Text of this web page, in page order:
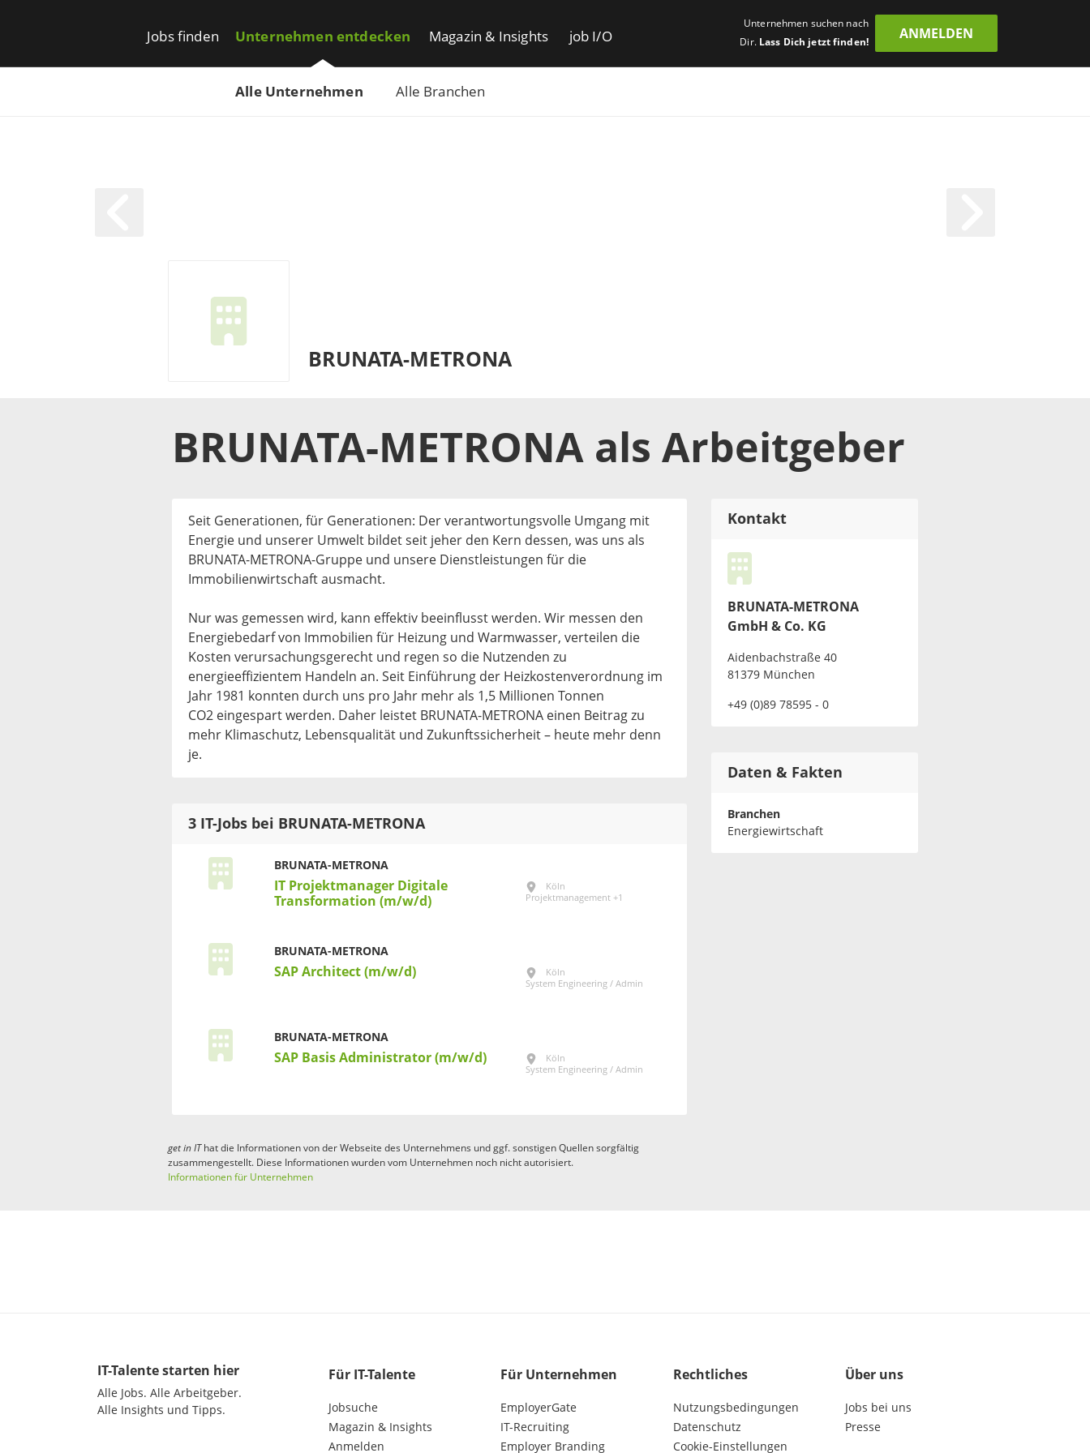
Jobs finden Unternehmen entdecken
Alle Unternehmen Alle Branchen
Magazin & Insights job I/O
Unternehmen suchen nach
Dir. Lass Dich jetzt finden!
ANMELDEN
BRUNATA-METRONA
BRUNATA-METRONA als Arbeitgeber
Seit Generationen, für Generationen: Der verantwortungsvolle Umgang mit
Energie und unserer Umwelt bildet seit jeher den Kern dessen, was uns als
BRUNATA-METRONA-Gruppe und unsere Dienstleistungen für die
Immobilienwirtschaft ausmacht.
Nur was gemessen wird, kann effektiv beeinflusst werden. Wir messen den
Energiebedarf von Immobilien für Heizung und Warmwasser, verteilen die
Kosten verursachungsgerecht und regen so die Nutzenden zu
energieeffizientem Handeln an. Seit Einführung der Heizkostenverordnung im
Jahr 1981 konnten durch uns pro Jahr mehr als 1,5 Millionen Tonnen
CO2 eingespart werden. Daher leistet BRUNATA-METRONA einen Beitrag zu
mehr Klimaschutz, Lebensqualität und Zukunftssicherheit – heute mehr denn
je.
3 IT-Jobs bei BRUNATA-METRONA
BRUNATA-METRONA
IT Projektmanager Digitale
Transformation (m/w/d)
Köln
Projektmanagement +1
BRUNATA-METRONA
SAP Architect (m/w/d)
Köln
System Engineering / Admin
BRUNATA-METRONA
SAP Basis Administrator (m/w/d)
Köln
System Engineering / Admin
Kontakt
BRUNATA-METRONA
GmbH & Co. KG
Aidenbachstraße 40
81379 München
+49 (0)89 78595 - 0
Daten & Fakten
Branchen
Energiewirtschaft
get in IThat die Informationen von der Webseite des Unternehmens und ggf. sonstigen Quellen sorgfältig
zusammengestellt. Diese Informationen wurden vom Unternehmen noch nicht autorisiert.
Informationen für Unternehmen
IT-Talente starten hier
Alle Jobs. Alle Arbeitgeber.
Alle Insights und Tipps.
Für IT-Talente
Jobsuche
Magazin & Insights
Anmelden
Für Unternehmen
EmployerGate
IT-Recruiting
Employer Branding
Rechtliches
Nutzungsbedingungen
Datenschutz
Cookie-Einstellungen
Über uns
Jobs bei uns
Presse